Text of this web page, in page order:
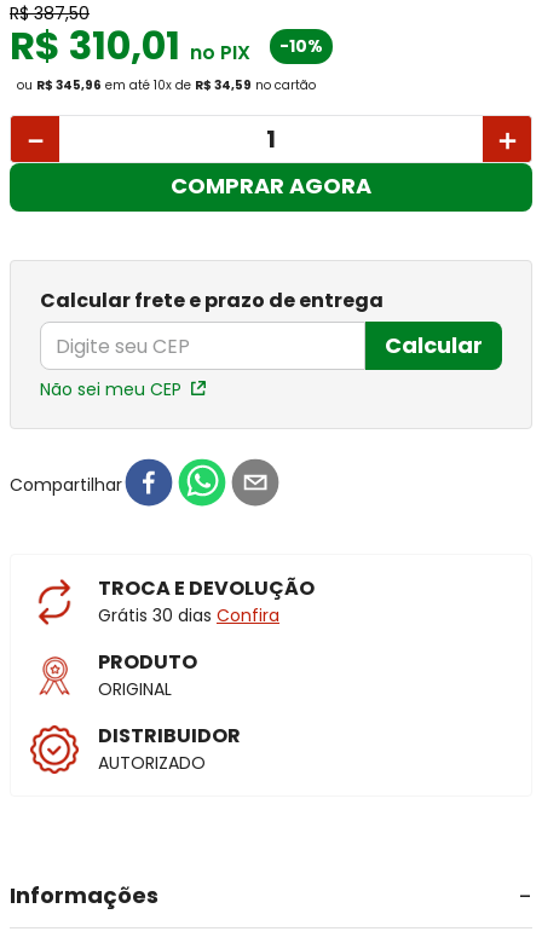
R$ 387,50
R$ 310,01 no PIX -10%
ou R$ 345,96 em até 10x de R$ 34,59 no cartão
＋
－
COMPRAR AGORA
Calcular frete e prazo de entrega
Calcular
Não sei meu CEP
Compartilhar
TROCA E DEVOLUÇÃO
Grátis 30 dias Confira
PRODUTO
ORIGINAL
DISTRIBUIDOR
AUTORIZADO
Informações